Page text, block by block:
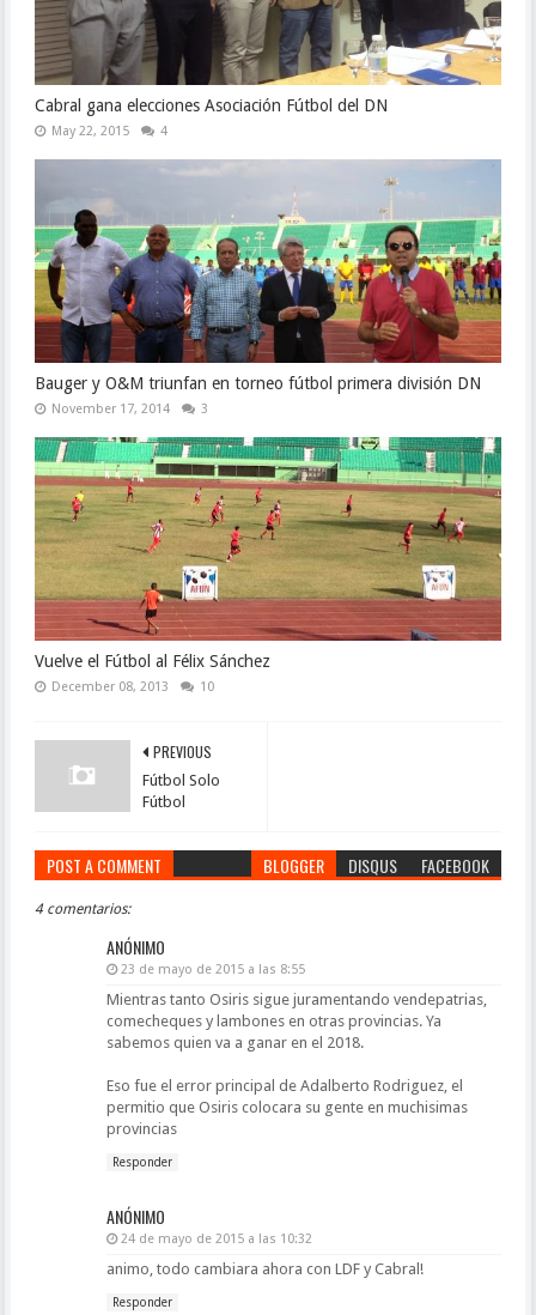
Cabral gana elecciones Asociación Fútbol del DN
May 22, 2015 4
Bauger y O&M triunfan en torneo fútbol primera división DN
November 17, 2014 3
Vuelve el Fútbol al Félix Sánchez
December 08, 2013 10
PREVIOUS
Fútbol Solo
Fútbol
POST A COMMENT BLOGGER DISQUS FACEBOOK
4 comentarios:
ANÓNIMO
23 de mayo de 2015 a las 8:55
Mientras tanto Osiris sigue juramentando vendepatrias,
comecheques y lambones en otras provincias. Ya
sabemos quien va a ganar en el 2018.
Eso fue el error principal de Adalberto Rodriguez, el
permitio que Osiris colocara su gente en muchisimas
provincias
Responder
ANÓNIMO
24 de mayo de 2015 a las 10:32
animo, todo cambiara ahora con LDF y Cabral!
Responder